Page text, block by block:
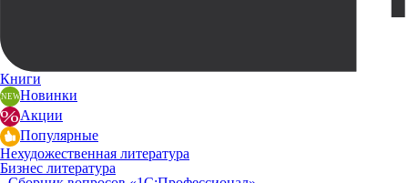
Книги
Новинки
Акции
Популярные
Нехудожественная литература
Бизнес литература